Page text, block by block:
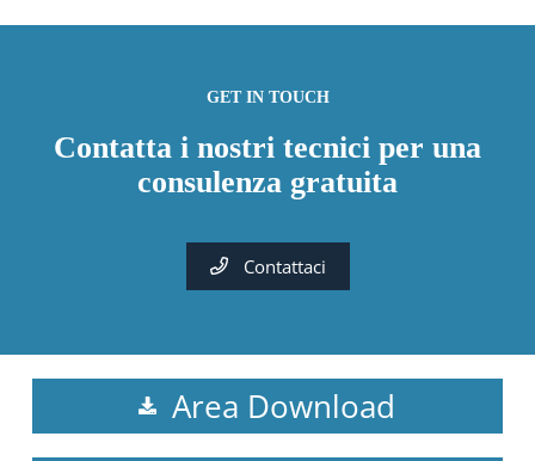
GET IN TOUCH
Contatta i nostri tecnici per una
consulenza gratuita
Contattaci
Area Download